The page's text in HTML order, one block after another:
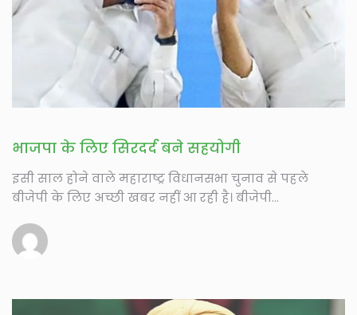
भाजपा के लिए सिरदर्द बने सहयोगी
इसी साल होने वाले महाराष्ट्र विधानसभा चुनाव से पहले
बीजेपी के लिए अच्छी खबर नहीं आ रही है। बीजेपी...